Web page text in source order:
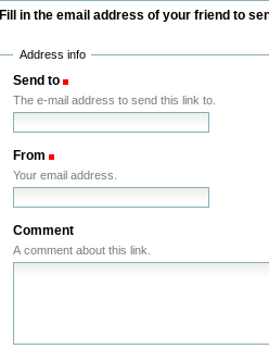
Fill in the email address of your friend to
Address info
Send to
The e-mail address to send this link to.
From
Your email address.
Comment
A comment about this link.